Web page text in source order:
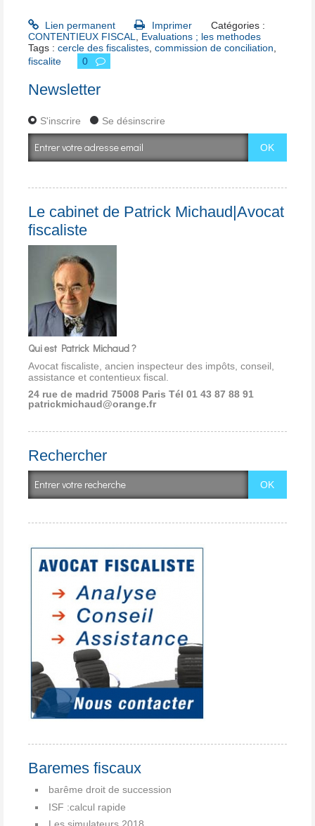
Lien permanent Imprimer
Catégories :
CONTENTIEUX FISCAL
Evaluations ; les methodes
Tags : cercle des fiscalistes commission de conciliation
fiscalite
0
Newsletter
S'inscrire Se désinscrire
Le cabinet de Patrick Michaud|Avocat
fiscaliste
Qui est Patrick Michaud ?
Avocat fiscaliste, ancien inspecteur des impôts, conseil,
assistance et contentieux fiscal.
24 rue de madrid 75008 Paris Tél 01 43 87 88 91
patrickmichaud@orange.fr
Rechercher
Baremes fiscaux
barême droit de succession
ISF :calcul rapide